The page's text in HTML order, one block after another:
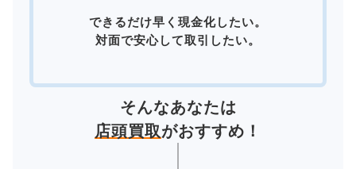
できるだけ早く現金化したい。
対面で安心して取引したい。
そんなあなたは
店頭買取がおすすめ！